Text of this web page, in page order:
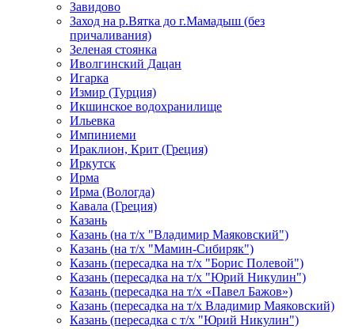
Завидово
Заход на р.Вятка до г.Мамадыш (без
причаливания)
Зеленая стоянка
Иволгинский Дацан
Игарка
Измир (Турция)
Икшинское водохранилище
Ильевка
Импиниеми
Ираклион, Крит (Греция)
Иркутск
Ирма
Ирма (Вологда)
Кавала (Греция)
Казань
Казань (на т/х "Владимир Маяковский")
Казань (на т/х "Мамин-Сибиряк")
Казань (пересадка на т/х "Борис Полевой")
Казань (пересадка на т/х "Юрий Никулин")
Казань (пересадка на т/х «Павел Бажов»)
Казань (пересадка на т/х Владимир Маяковский)
Казань (пересадка с т/х "Юрий Никулин")